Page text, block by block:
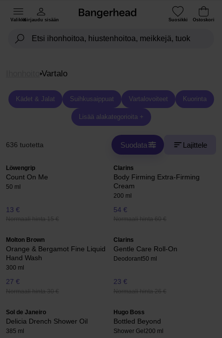
ValikkoKirjaudu sisään Suosikki Ostoskori
Vartalo
Kädet & Jalat Suihkusaippuat Vartalovoiteet Kuorinta
Lisää alakategorioita +
636 tuotetta Suodata Lajittele
Löwengrip
Count On Me
50 ml
13 €
Normaali hinta 15 €
Clarins
Body Firming Extra-Firming
Cream
200 ml
54 €
Normaali hinta 60 €
Molton Brown
Orange & Bergamot Fine Liquid
Hand Wash
300 ml
27 €
Normaali hinta 30 €
Clarins
Gentle Care Roll-On
Deodorant50 ml
23 €
Normaali hinta 26 €
Sol de Janeiro
Delicia Drench Shower Oil
385 ml
Hugo Boss
Bottled Beyond
Shower Gel200 ml